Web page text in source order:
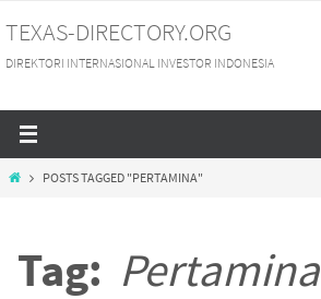
to
content
TEXAS-DIRECTORY.ORG
DIREKTORI INTERNASIONAL INVESTOR INDONESIA
HOMEPOSTS TAGGED "PERTAMINA"
Tag: Pertamina